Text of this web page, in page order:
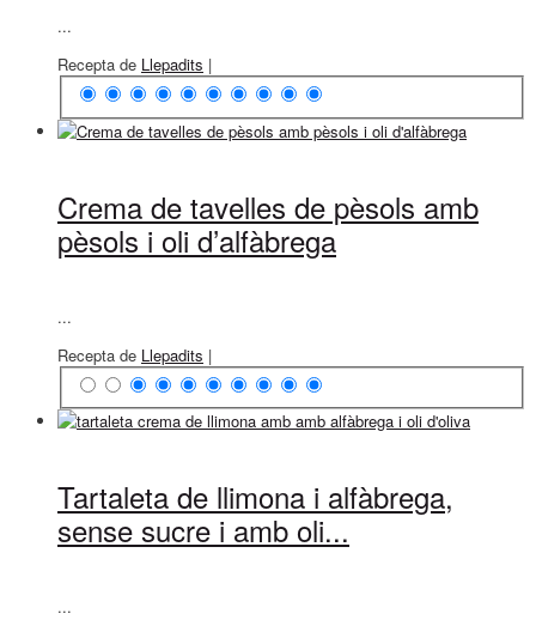
...
Recepta de Llepadits |
Crema de tavelles de pèsols amb
pèsols i oli d’alfàbrega
...
Recepta de Llepadits |
Tartaleta de llimona i alfàbrega,
sense sucre i amb oli...
...